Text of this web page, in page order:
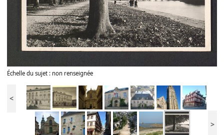
Échelle du sujet : non renseignée
<
>